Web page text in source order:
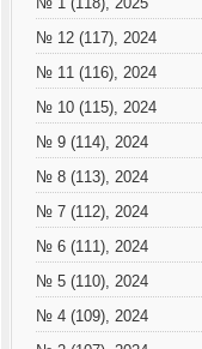
№ 1 (118), 2025
№ 12 (117), 2024
№ 11 (116), 2024
№ 10 (115), 2024
№ 9 (114), 2024
№ 8 (113), 2024
№ 7 (112), 2024
№ 6 (111), 2024
№ 5 (110), 2024
№ 4 (109), 2024